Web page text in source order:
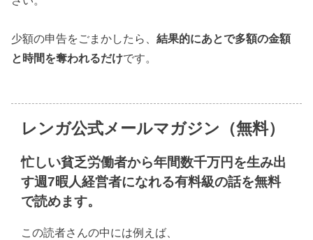
少額の申告をごまかしたら、結果的にあとで多額の金額
と時間を奪われるだけです。
レンガ公式メールマガジン（無料）
忙しい貧乏労働者から年間数千万円を生み出
す週7暇人経営者になれる有料級の話を無料
で読めます。
この読者さんの中には例えば、